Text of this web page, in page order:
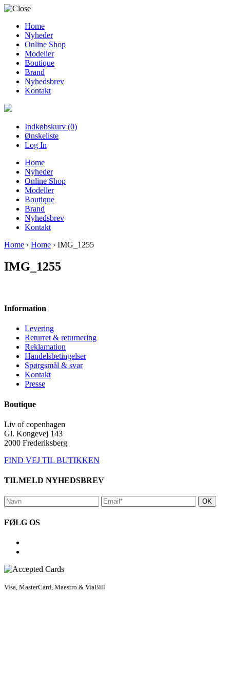
Home
Nyheder
Online Shop
Modeller
Boutique
Brand
Nyhedsbrev
Kontakt
Indkøbskurv (0)
Ønskeliste
Log In
Home
Nyheder
Online Shop
Modeller
Boutique
Brand
Nyhedsbrev
Kontakt
Home › Home › IMG_1255
IMG_1255
Information
Levering
Returret & returnering
Reklamation
Handelsbetingelser
Spørgsmål & svar
Kontakt
Presse
Boutique
Liv of copenhagen
Gl. Kongevej 143
2000 Frederiksberg
FIND VEJ TIL BUTIKKEN
TILMELD NYHEDSBREV
FØLG OS
Visa, MasterCard, Maestro & ViaBill